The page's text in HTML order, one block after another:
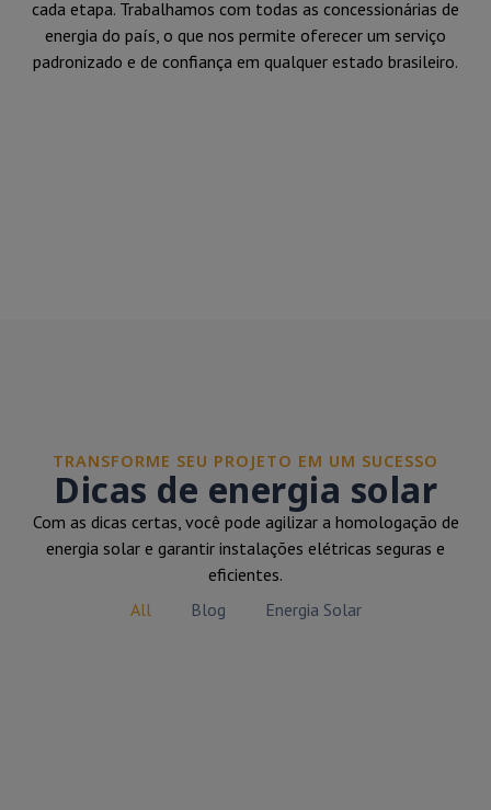
cada etapa. Trabalhamos com todas as concessionárias de
energia do país, o que nos permite oferecer um serviço
padronizado e de confiança em qualquer estado brasileiro.
TRANSFORME SEU PROJETO EM UM SUCESSO
Dicas de energia solar
Com as dicas certas, você pode agilizar a homologação de
energia solar e garantir instalações elétricas seguras e
eficientes.
All
Blog Energia Solar